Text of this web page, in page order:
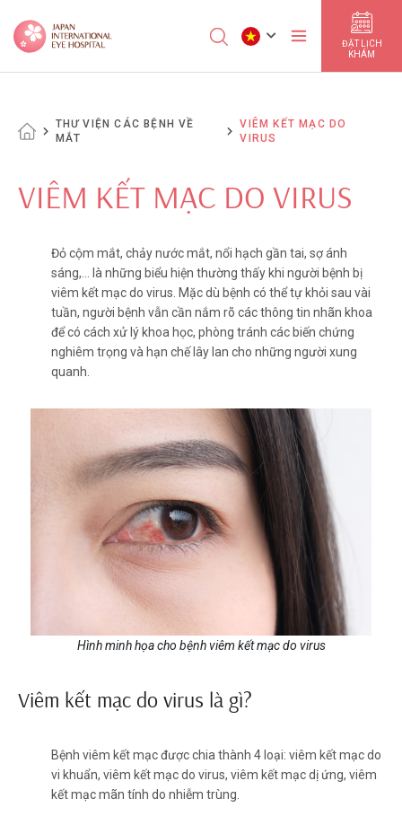
ĐẶT LỊCH
KHÁM
THƯ VIỆN CÁC BỆNH VỀ
MẮT
VIÊM KẾT MẠC DO
VIRUS
VIÊM KẾT MẠC DO VIRUS
Đỏ cộm mắt, chảy nước mắt, nổi hạch gần tai, sợ ánh
sáng,... là những biểu hiện thường thấy khi người bệnh bị
viêm kết mạc do virus. Mặc dù bệnh có thể tự khỏi sau vài
tuần, người bệnh vẫn cần nắm rõ các thông tin nhãn khoa
để có cách xử lý khoa học, phòng tránh các biến chứng
nghiêm trọng và hạn chế lây lan cho những người xung
quanh.
Hình minh họa cho bệnh viêm kết mạc do virus
Viêm kết mạc do virus là gì?
Bệnh viêm kết mạc được chia thành 4 loại: viêm kết mạc do
vi khuẩn, viêm kết mạc do virus, viêm kết mạc dị ứng, viêm
kết mạc mãn tính do nhiễm trùng.